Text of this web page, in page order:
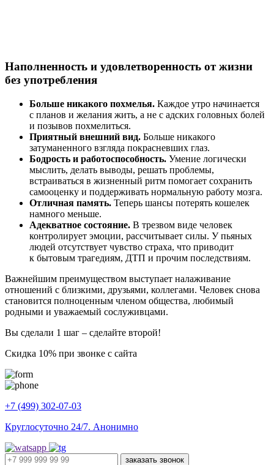
Наполненность и удовлетворенность от жизни
без употребления
Больше никакого похмелья. Каждое утро начинается
с планов и желания жить, а не с адских головных болей
и позывов похмелиться.
Приятный внешний вид. Больше никакого
затуманенного взгляда покрасневших глаз.
Бодрость и работоспособность. Умение логически
мыслить, делать выводы, решать проблемы,
встраиваться в жизненный ритм помогает сохранить
самооценку и поддерживать нормальную работу мозга.
Отличная память. Теперь шансы потерять кошелек
намного меньше.
Адекватное состояние. В трезвом виде человек
контролирует эмоции, рассчитывает силы. У пьяных
людей отсутствует чувство страха, что приводит
к бытовым трагедиям, ДТП и прочим последствиям.
Важнейшим преимуществом выступает налаживание
отношений с близкими, друзьями, коллегами. Человек снова
становится полноценным членом общества, любимый
родными и уважаемый сослуживцами.
Вы сделали 1 шаг – сделайте второй!
Скидка 10% при звонке с сайта
+7 (499) 302-07-03
Круглосуточно 24/7. Анонимно
заказать звонок